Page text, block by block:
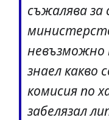
съжалява за
знаел какво
комисия по
забелязал